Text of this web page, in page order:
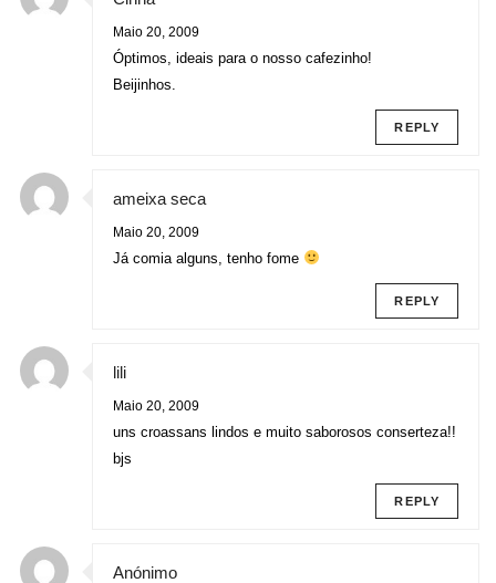
Maio 20, 2009
Óptimos, ideais para o nosso cafezinho!
Beijinhos.
REPLY
ameixa seca
Maio 20, 2009
Já comia alguns, tenho fome
REPLY
lili
Maio 20, 2009
uns croassans lindos e muito saborosos conserteza!!
bjs
REPLY
Anónimo